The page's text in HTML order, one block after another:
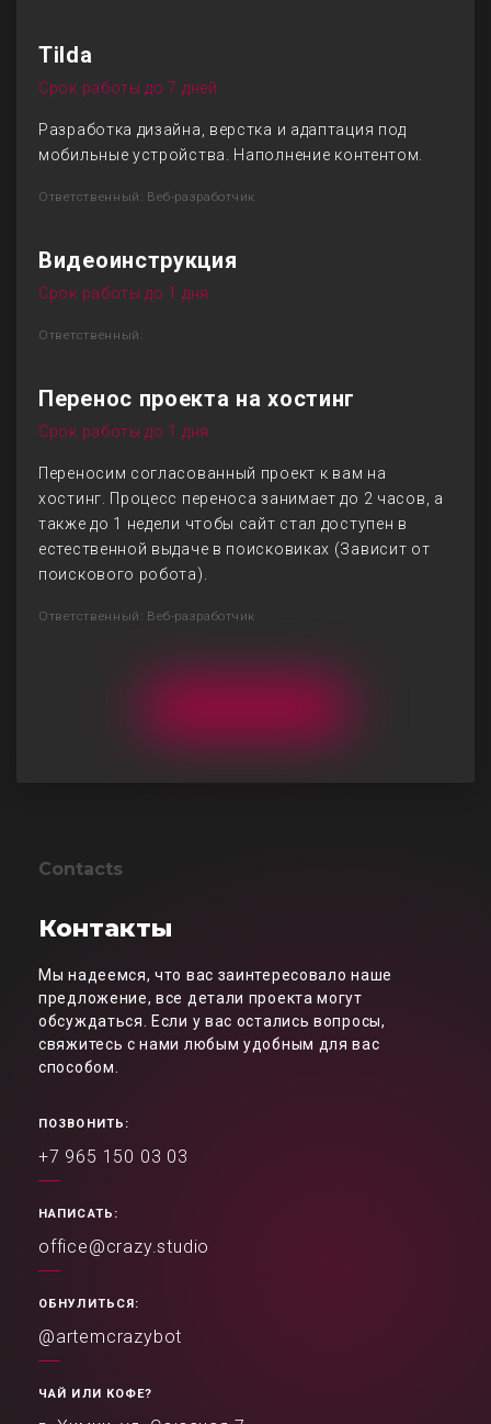
Tilda
Срок работы до 7 дней
Разработка дизайна, верстка и адаптация под
мобильные устройства. Наполнение контентом.
Ответственный: Веб-разработчик
Видеоинструкция
Срок работы до 1 дня
Ответственный:
Перенос проекта на хостинг
Срок работы до 1 дня
Переносим согласованный проект к вам на
хостинг. Процесс переноса занимает до 2 часов, а
также до 1 недели чтобы сайт стал доступен в
естественной выдаче в поисковиках (Зависит от
поискового робота).
Ответственный: Веб-разработчик
Contacts
Контакты
Мы надеемся, что вас заинтересовало наше
предложение, все детали проекта могут
обсуждаться. Если у вас остались вопросы,
свяжитесь с нами любым удобным для вас
способом.
ПОЗВОНИТЬ:
+7 965 150 03 03
НАПИСАТЬ:
office@crazy.studio
ОБНУЛИТЬСЯ:
@artemcrazybot
ЧАЙ ИЛИ КОФЕ?